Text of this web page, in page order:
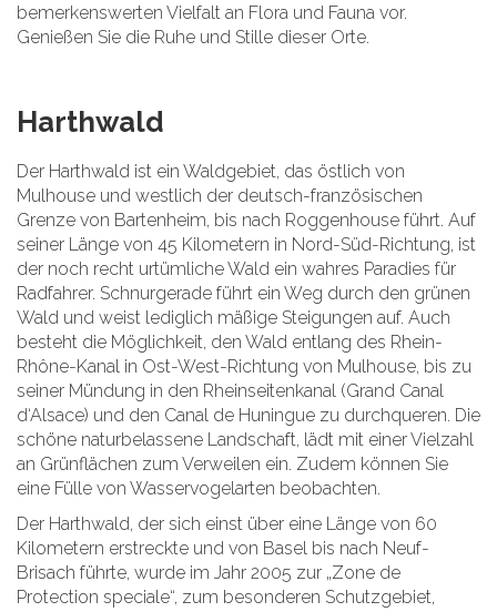
bemerkenswerten Vielfalt an Flora und Fauna vor.
Genießen Sie die Ruhe und Stille dieser Orte.
Harthwald
Der Harthwald ist ein Waldgebiet, das östlich von
Mulhouse und westlich der deutsch-französischen
Grenze von Bartenheim, bis nach Roggenhouse führt. Auf
seiner Länge von 45 Kilometern in Nord-Süd-Richtung, ist
der noch recht urtümliche Wald ein wahres Paradies für
Radfahrer. Schnurgerade führt ein Weg durch den grünen
Wald und weist lediglich mäßige Steigungen auf. Auch
besteht die Möglichkeit, den Wald entlang des Rhein-
Rhône-Kanal in Ost-West-Richtung von Mulhouse, bis zu
seiner Mündung in den Rheinseitenkanal (Grand Canal
d‘Alsace) und den Canal de Huningue zu durchqueren. Die
schöne naturbelassene Landschaft, lädt mit einer Vielzahl
an Grünflächen zum Verweilen ein. Zudem können Sie
eine Fülle von Wasservogelarten beobachten.
Der Harthwald, der sich einst über eine Länge von 60
Kilometern erstreckte und von Basel bis nach Neuf-
Brisach führte, wurde im Jahr 2005 zur „Zone de
Protection speciale“, zum besonderen Schutzgebiet,